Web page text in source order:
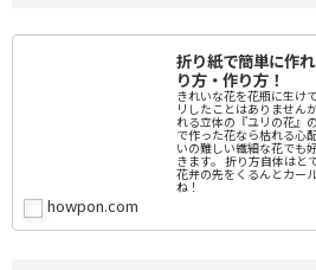
折り紙で簡単に作
り方・作り方！
きれいな花を花瓶に生け
リしたことはありません
れる立体の『ユリの花』
で作った花なら枯れる心
いの難しい繊細な花でも
きます。 折り方自体はと
花弁の先をくるんとカー
ね！
howpon.com